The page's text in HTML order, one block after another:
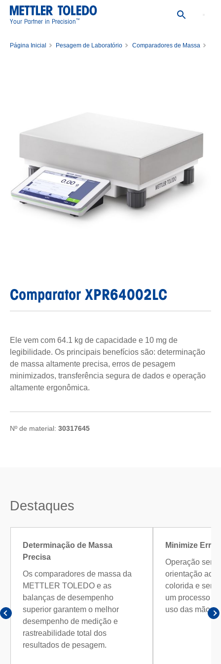
Your Partner in Precision™
Página Inicial Pesagem de Laboratório
Comparadores de Massa
Comparator XPR64002LC
Ele vem com 64.1 kg de capacidade e 10 mg de
legibilidade. Os principais benefícios são: determinação
de massa altamente precisa, erros de pesagem
minimizados, transferência segura de dados e operação
altamente ergonômica.
Nº de material: 30317645
Destaques
Determinação de Massa
Precisa
Os comparadores de massa da
METTLER TOLEDO e as
balanças de desempenho
superior garantem o melhor
desempenho de medição e
rastreabilidade total dos
resultados de pesagem.
Minimize
Operação sem
orientação ao
colorida e
um processo
uso das mãos.